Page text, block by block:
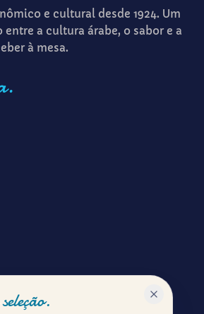
e cultural desde 1924. Um
a cultura árabe, o sabor e a
à mesa.
7286